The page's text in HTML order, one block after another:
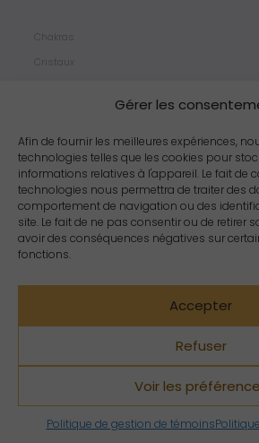
Gérer les
Afin de fournir les meilleures expériences,
technologies telles que les cookies pour
informations relatives à l'appareil. Le fait de
technologies nous permettra de traiter des
comportement de navigation ou des
site. Le fait de ne pas consentir ou de retirer
avoir des conséquences négatives sur
fonctions.
Accepter
Refuser
Voir les
Politique de gestion de témoins
Chakras
Cristaux
Propriétés
Arômes
Zodiacs
Copyright Crystal Dreams® 2023.